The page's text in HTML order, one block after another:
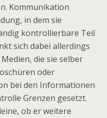
Kommunikation
in dem sie
kontrollierbare Teil
sich dabei allerdings
die sie selber
oder
bei den Informationen
Grenzen gesetzt.
ob er weitere